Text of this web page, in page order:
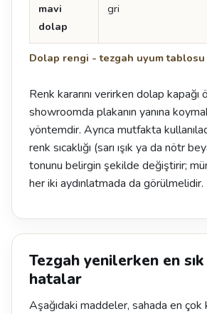
Dolap rengi - tezgah uyum tablosu
mavi
dolap
gri
Renk kararını verirken dolap kapağı
showroomda plakanın yanına
yöntemdir. Ayrıca mutfakta
renk sıcaklığı (sarı ışık ya da nötr
tonunu belirgin şekilde değiştirir;
her iki aydınlatmada da görülmelidir.
Tezgah yenilerken en
hatalar
Aşağıdaki maddeler, sahada en çok